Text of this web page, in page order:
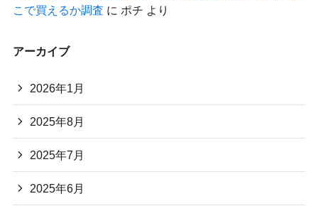
こで買えるか調査 に ポチ より
アーカイブ
2026年1月
2025年8月
2025年7月
2025年6月